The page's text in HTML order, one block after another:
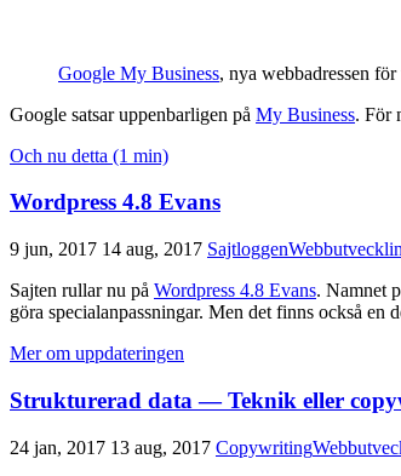
Google My Business, nya webbadressen
Google satsar uppenbarligen på My Business. För
Och nu detta (1 min)
Wordpress 4.8 Evans
9 jun, 2017 14 aug, 2017 Sajtloggen
Sajten rullar nu på Wordpress 4.8 Evans. Namnet
göra specialanpassningar. Men det finns också en
Mer om uppdateringen
Strukturerad data — Teknik eller
24 jan, 2017 13 aug, 2017 Copywriting